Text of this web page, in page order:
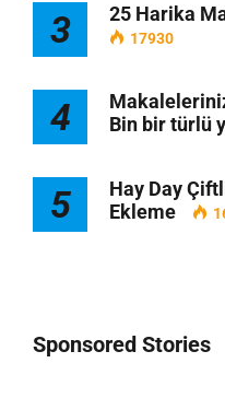
3 25 Harika
17930
4
Bin bir türlü
5
Hay Day
Ekleme
Sponsored Stories